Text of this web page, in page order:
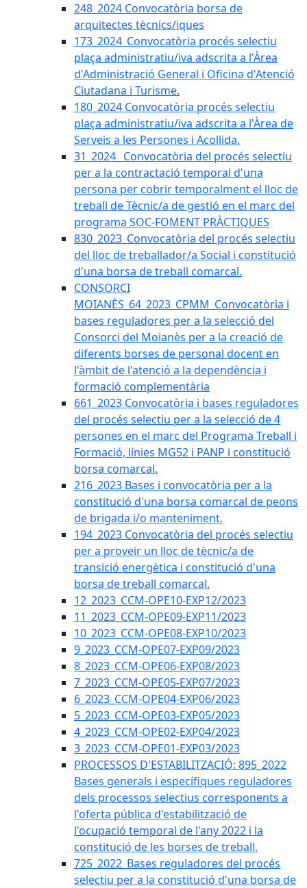
248_2024 Convocatòria borsa de
arquitectes tècnics/iques
173_2024_Convocatòria procés selectiu
plaça administratiu/iva adscrita a l'Àrea
d'Administració General i Oficina d'Atenció
Ciutadana i Turisme.
180_2024 Convocatòria procés selectiu
plaça administratiu/iva adscrita a l'Àrea de
Serveis a les Persones i Acollida.
31_2024_ Convocatòria del procés selectiu
per a la contractació temporal d'una
persona per cobrir temporalment el lloc de
treball de Tècnic/a de gestió en el marc del
programa SOC-FOMENT PRÀCTIQUES
830_2023_Convocatòria del procés selectiu
del lloc de treballador/a Social i constitució
d'una borsa de treball comarcal.
CONSORCI
MOIANÈS_64_2023_CPMM_Convocatòria i
bases reguladores per a la selecció del
Consorci del Moianès per a la creació de
diferents borses de personal docent en
l'àmbit de l'atenció a la dependència i
formació complementària
661_2023 Convocatòria i bases reguladores
del procés selectiu per a la selecció de 4
persones en el marc del Programa Treball i
Formació, línies MG52 i PANP i constitució
borsa comarcal.
216_2023 Bases i convocatòria per a la
constitució d'una borsa comarcal de peons
de brigada i/o manteniment.
194_2023 Convocatòria del procés selectiu
per a proveir un lloc de tècnic/a de
transició energètica i constitució d'una
borsa de treball comarcal.
12_2023_CCM-OPE10-EXP12/2023
11_2023_CCM-OPE09-EXP11/2023
10_2023_CCM-OPE08-EXP10/2023
9_2023_CCM-OPE07-EXP09/2023
8_2023_CCM-OPE06-EXP08/2023
7_2023_CCM-OPE05-EXP07/2023
6_2023_CCM-OPE04-EXP06/2023
5_2023_CCM-OPE03-EXP05/2023
4_2023_CCM-OPE02-EXP04/2023
3_2023_CCM-OPE01-EXP03/2023
PROCESSOS D'ESTABILITZACIÓ: 895_2022
Bases generals i específiques reguladores
dels processos selectius corresponents a
l'oferta pública d'estabilització de
l'ocupació temporal de l'any 2022 i la
constitució de les borses de treball.
725_2022_Bases reguladores del procés
selectiu per a la constitució d'una borsa de